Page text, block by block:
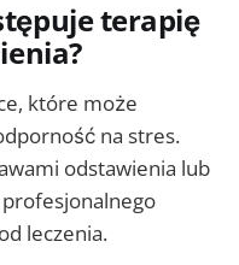
terapię
które może
na stres.
odstawienia lub
leczenia.